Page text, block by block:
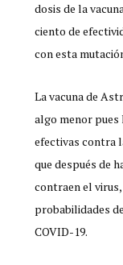
dosis de la
ciento de
con esta
La vacuna de
algo menor pues
efectivas contra
que después de
contraen el
probabilidades
COVID-19.